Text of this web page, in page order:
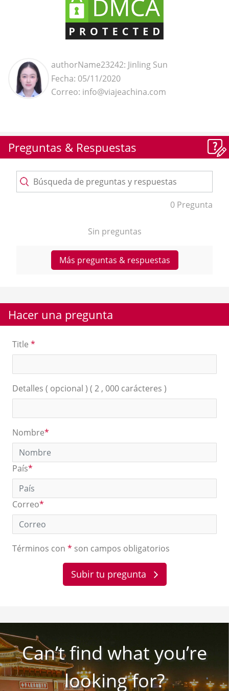
authorName23242: Jinling Sun
Fecha: 05/11/2020
Correo: info@viajeachina.com
Preguntas & Respuestas
0 Pregunta
Sin preguntas
Más preguntas & respuestas
Hacer una pregunta
Title *
Detalles ( opcional ) ( 2 , 000 carácteres )
Nombre*
País*
Correo*
Términos con * son campos obligatorios
Can’t find what you’re
looking for?